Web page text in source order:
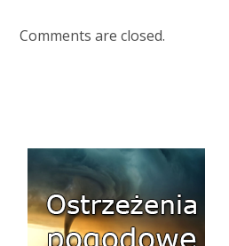
Comments are closed.